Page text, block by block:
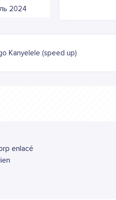
2024
Kanyelele (speed up)
enlacé